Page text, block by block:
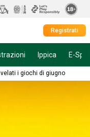
Registrati
Ippica E-
i giochi di giugno